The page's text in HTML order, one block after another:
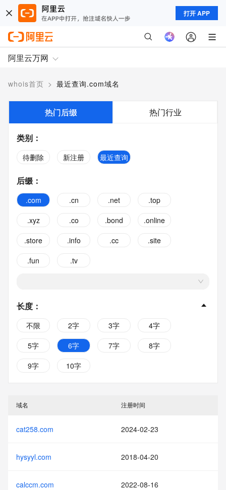
打开 APP
阿里云万网
whois首页 > 最近查询.com域名
热门后缀 热门行业
类别 ：
待删除 新注册 最近查询
后缀 ：
.com .cn .net
.top
.xyz
.co .bond
.online
.store
.info .cc
.site
.fun
.tv
长度 ：
不限 2字 3字
4字
5字
6字 7字
8字
9字
10字
域名 注册时间
cat258.com 2024-02-23
hysyyl.com 2018-04-20
calccm.com 2022-08-16